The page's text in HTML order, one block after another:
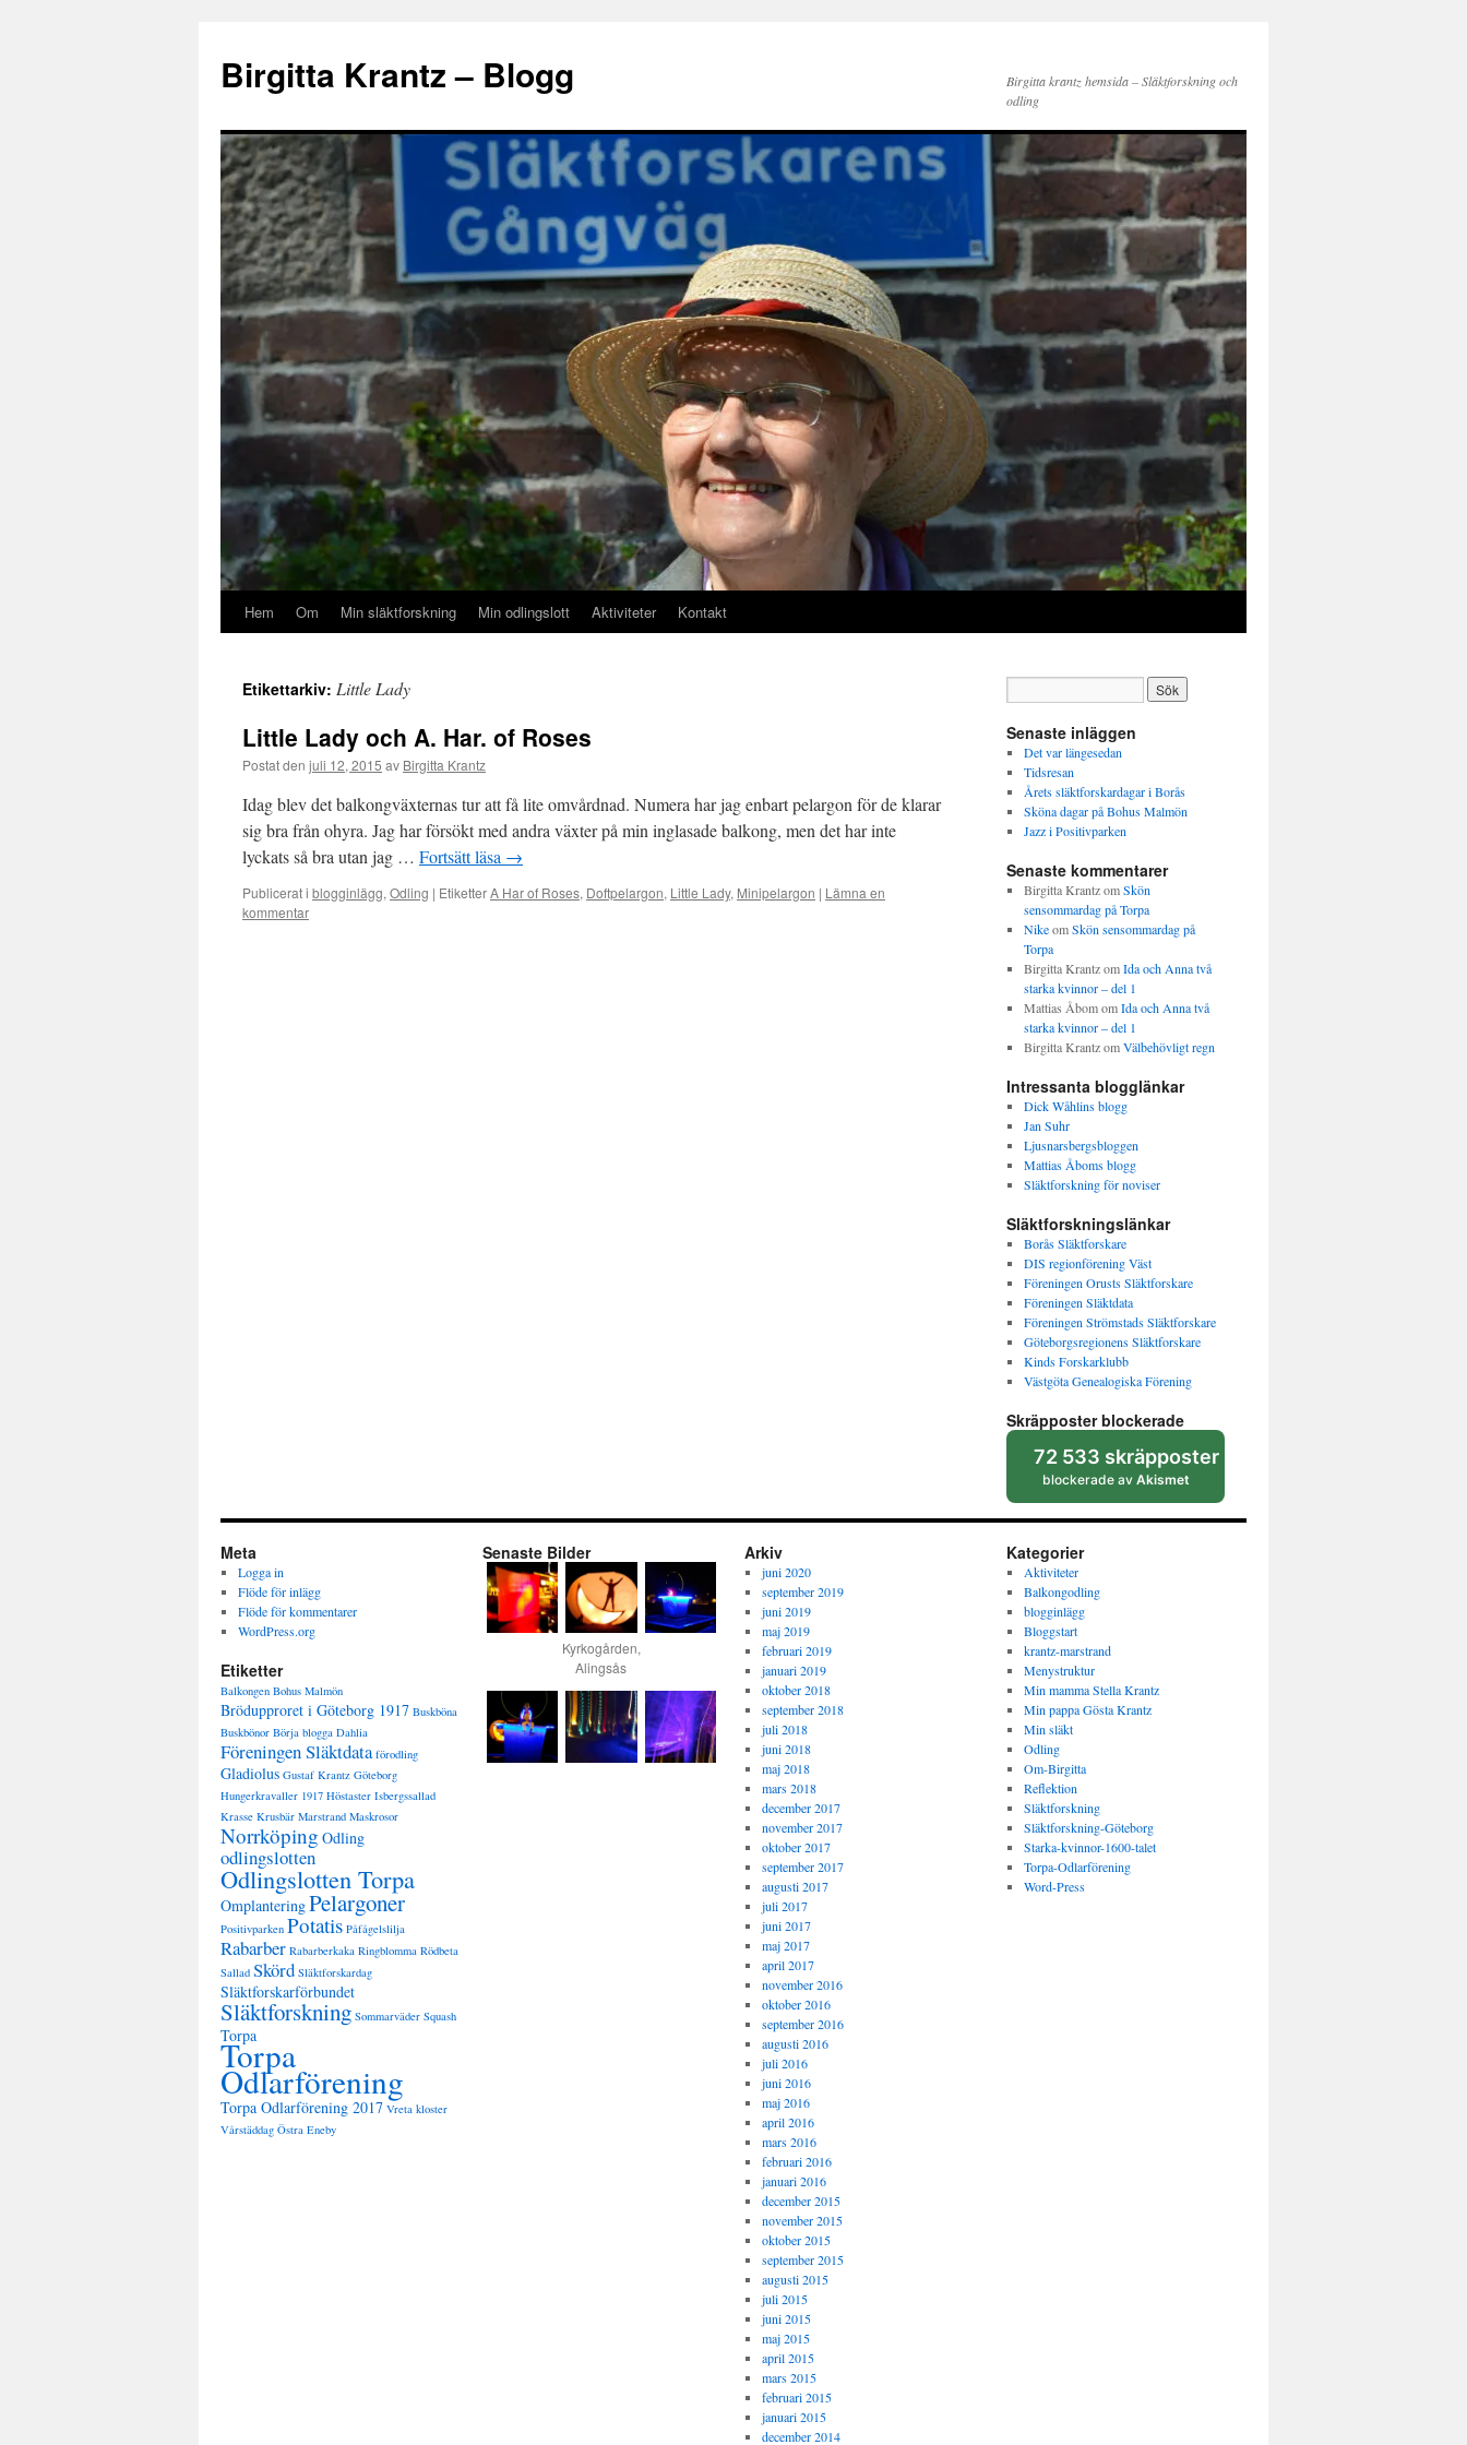
innehåll
Birgitta Krantz – Blogg
Birgitta krantz hemsida – Släktforskning och
odling
Hem Om Min släktforskning Min odlingslott Aktiviteter Kontakt
Etikettarkiv: Little Lady
Little Lady och A. Har. of Roses
Postat den juli 12, 2015 av Birgitta Krantz
Idag blev det balkongväxternas tur att få lite omvårdnad. Numera har jag enbart pelargon för de klarar
sig bra från ohyra. Jag har försökt med andra växter på min inglasade balkong, men det har inte
lyckats så bra utan jag … Fortsätt läsa →
Publicerat i blogginlägg, Odling | EtiketterA Har of Roses, Doftpelargon, Little Lady, Minipelargon | Lämna en
kommentar
Senaste inläggen
Det var längesedan
Tidsresan
Årets släktforskardagar i Borås
Sköna dagar på Bohus Malmön
Jazz i Positivparken
Senaste kommentarer
Birgitta KrantzomSkön
sensommardag på Torpa
NikeomSkön sensommardag på
Torpa
Birgitta KrantzomIda och Anna två
starka kvinnor – del 1
Mattias ÅbomomIda och Anna två
starka kvinnor – del 1
Birgitta KrantzomVälbehövligt regn
Intressanta blogglänkar
Dick Wåhlins blogg
Jan Suhr
Ljusnarsbergsbloggen
Mattias Åboms blogg
Släktforskning för noviser
Släktforskningslänkar
Borås Släktforskare
DIS regionförening Väst
Föreningen Orusts Släktforskare
Föreningen Släktdata
Föreningen Strömstads Släktforskare
Göteborgsregionens Släktforskare
Kinds Forskarklubb
Västgöta Genealogiska Förening
Skräpposter blockerade
72 533 skräpposter
blockerade av Akismet
Meta
Logga in
Flöde för inlägg
Flöde för kommentarer
WordPress.org
Etiketter
Balkongen Bohus Malmön
Brödupproret i Göteborg 1917 Buskböna
Buskbönor Börja blogga Dahlia
Föreningen Släktdata förodling
Gladiolus Gustaf Krantz Göteborg
Hungerkravaller 1917 Höstaster Isbergssallad
Krasse Krusbär Marstrand Maskrosor
Norrköping Odling
odlingslotten
Odlingslotten Torpa
OmplanteringPelargoner
Positivparken Potatis Påfågelslilja
Rabarber Rabarberkaka Ringblomma Rödbeta
Sallad Skörd Släktforskardag
Släktforskarförbundet
Släktforskning Sommarväder Squash
Torpa
Torpa
Odlarförening
Torpa Odlarförening 2017 Vreta kloster
Vårstäddag Östra Eneby
Senaste Bilder
Kyrkogården,
Alingsås
Arkiv
juni 2020
september 2019
juni 2019
maj 2019
februari 2019
januari 2019
oktober 2018
september 2018
juli 2018
juni 2018
maj 2018
mars 2018
december 2017
november 2017
oktober 2017
september 2017
augusti 2017
juli 2017
juni 2017
maj 2017
april 2017
november 2016
oktober 2016
september 2016
augusti 2016
juli 2016
juni 2016
maj 2016
april 2016
mars 2016
februari 2016
januari 2016
december 2015
november 2015
oktober 2015
september 2015
augusti 2015
juli 2015
juni 2015
maj 2015
april 2015
mars 2015
februari 2015
januari 2015
december 2014
Kategorier
Aktiviteter
Balkongodling
blogginlägg
Bloggstart
krantz-marstrand
Menystruktur
Min mamma Stella Krantz
Min pappa Gösta Krantz
Min släkt
Odling
Om-Birgitta
Reflektion
Släktforskning
Släktforskning-Göteborg
Starka-kvinnor-1600-talet
Torpa-Odlarförening
Word-Press